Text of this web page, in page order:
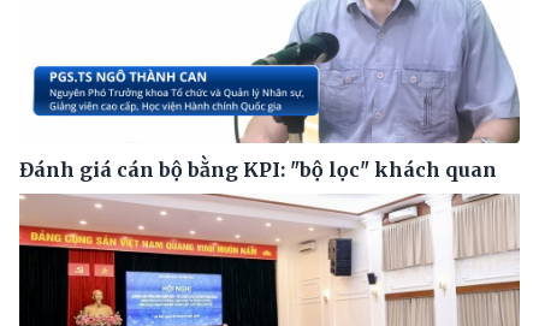
Đánh giá cán bộ bằng KPI: "bộ lọc" khách quan